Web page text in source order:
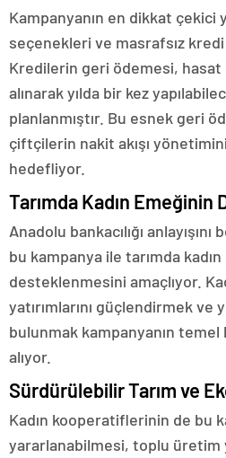
Kampanyanın en dikkat çekici
seçenekleri ve masrafsız kredi
Kredilerin geri ödemesi,
alınarak yılda bir kez
planlanmıştır. Bu esnek geri
çiftçilerin nakit akışı
hedefliyor.
Tarımda Kadın
Anadolu bankacılığı
bu kampanya ile tarımda
desteklenmesini amaçlıyor.
yatırımlarını güçlendirmek ve
bulunmak kampanyanın
alıyor.
Sürdürülebilir Tarım ve
Kadın kooperatiflerinin de bu
yararlanabilmesi, toplu üretim